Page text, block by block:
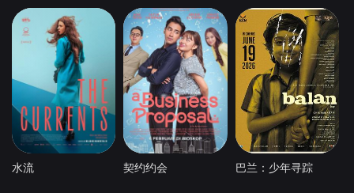
水流 契约约会 巴兰：少年寻踪